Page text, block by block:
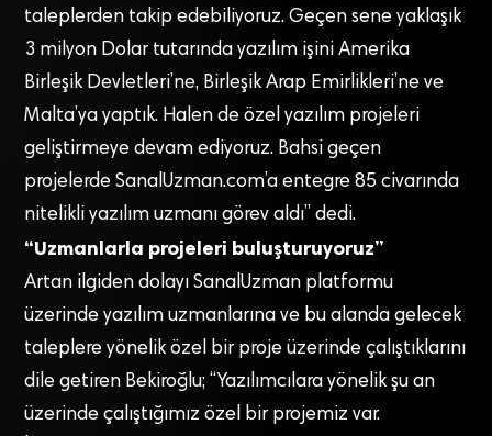
taleplerden takip edebiliyoruz. Geçen sene yaklaşık
3 milyon Dolar tutarında yazılım işini Amerika
Birleşik Devletleri’ne, Birleşik Arap Emirlikleri’ne ve
Malta’ya yaptık. Halen de özel yazılım projeleri
geliştirmeye devam ediyoruz. Bahsi geçen
projelerde SanalUzman.com’a entegre 85 civarında
nitelikli yazılım uzmanı görev aldı” dedi.
“Uzmanlarla projeleri buluşturuyoruz”
Artan ilgiden dolayı SanalUzman platformu
üzerinde yazılım uzmanlarına ve bu alanda gelecek
taleplere yönelik özel bir proje üzerinde çalıştıklarını
dile getiren Bekiroğlu; “Yazılımcılara yönelik şu an
üzerinde çalıştığımız özel bir projemiz var.